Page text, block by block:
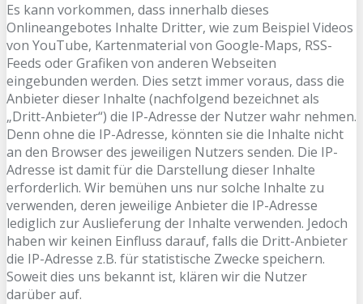
Es kann vorkommen, dass innerhalb dieses
Onlineangebotes Inhalte Dritter, wie zum Beispiel Videos
von YouTube, Kartenmaterial von Google-Maps, RSS-
Feeds oder Grafiken von anderen Webseiten
eingebunden werden. Dies setzt immer voraus, dass die
Anbieter dieser Inhalte (nachfolgend bezeichnet als
„Dritt-Anbieter“) die IP-Adresse der Nutzer wahr nehmen.
Denn ohne die IP-Adresse, könnten sie die Inhalte nicht
an den Browser des jeweiligen Nutzers senden. Die IP-
Adresse ist damit für die Darstellung dieser Inhalte
erforderlich. Wir bemühen uns nur solche Inhalte zu
verwenden, deren jeweilige Anbieter die IP-Adresse
lediglich zur Auslieferung der Inhalte verwenden. Jedoch
haben wir keinen Einfluss darauf, falls die Dritt-Anbieter
die IP-Adresse z.B. für statistische Zwecke speichern.
Soweit dies uns bekannt ist, klären wir die Nutzer
darüber auf.